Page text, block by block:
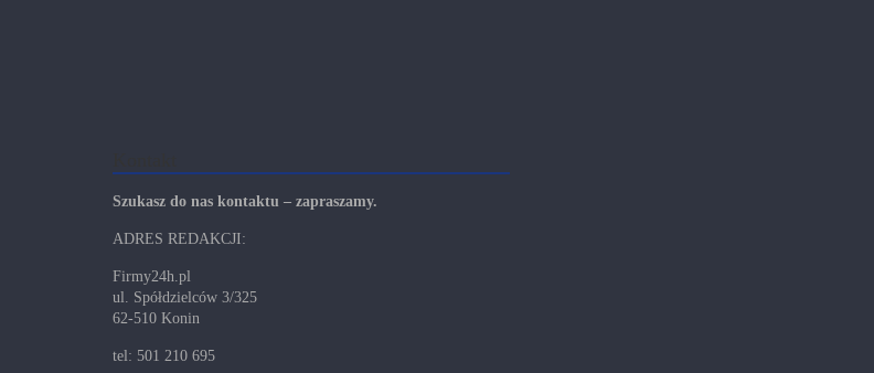
Szukasz do nas kontaktu – zapraszamy.
ADRES REDAKCJI:
Firmy24h.pl
ul. Spółdzielców 3/325
62-510 Konin
tel: 501 210 695